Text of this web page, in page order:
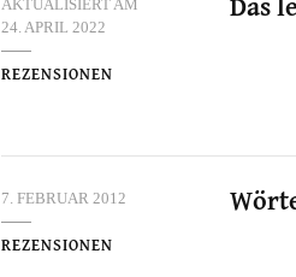
AKTUALISIERT AM
24. APRIL 2022
REZENSIONEN
Das
7. FEBRUAR 2012
REZENSIONEN